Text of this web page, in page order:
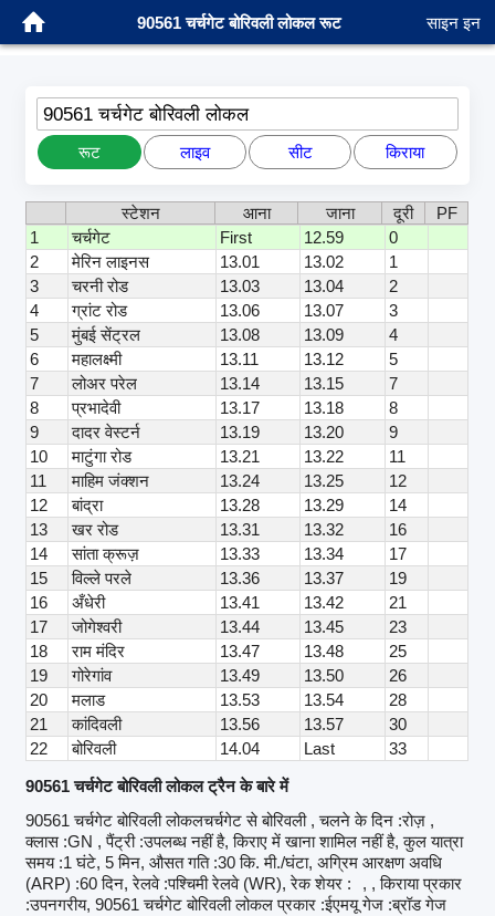
90561 चर्चगेट बोरिवली लोकल रूट साइन इन
90561 चर्चगेट बोरिवली लोकल
रूट लाइव सीट किराया
स्टेशन आना जाना दूरी
PF
1
चर्चगेट First 12.59
0
2
मेरिन लाइनस 13.01 13.02
1
3
चरनी रोड 13.03 13.04
2
4
ग्रांट रोड 13.06 13.07
3
5
मुंबई सेंट्रल 13.08 13.09
4
6
महालक्ष्मी 13.11 13.12
5
7
लोअर परेल 13.14 13.15
7
8
प्रभादेवी 13.17 13.18
8
9
दादर वेस्टर्न 13.19 13.20
9
10
माटुंगा रोड 13.21 13.22
11
11
माहिम जंक्शन 13.24 13.25
12
12
बांद्रा 13.28 13.29
14
13
खर रोड 13.31 13.32
16
14
सांता क्रूज़ 13.33 13.34
17
15
विल्ले परले 13.36 13.37
19
16
अँधेरी 13.41 13.42
21
17
जोगेश्वरी 13.44 13.45
23
18
राम मंदिर 13.47 13.48
25
19
गोरेगांव 13.49 13.50
26
20
मलाड 13.53 13.54
28
21
कांदिवली 13.56 13.57
30
22
बोरिवली 14.04 Last
33
90561 चर्चगेट बोरिवली लोकल ट्रैन के बारे में
90561 चर्चगेट बोरिवली लोकलचर्चगेट से बोरिवली , चलने के दिन :रोज़ ,
क्लास :GN , पैंट्री :उपलब्ध नहीं है, किराए में खाना शामिल नहीं है, कुल यात्रा
समय :1 घंटे, 5 मिन, औसत गति :30 कि. मी./घंटा, अग्रिम आरक्षण अवधि
(ARP) :60 दिन, रेलवे :पश्चिमी रेलवे (WR), रेक शेयर :
, , किराया प्रकार
:उपनगरीय, 90561 चर्चगेट बोरिवली लोकल प्रकार :ईएमयू गेज :ब्रॉड गेज